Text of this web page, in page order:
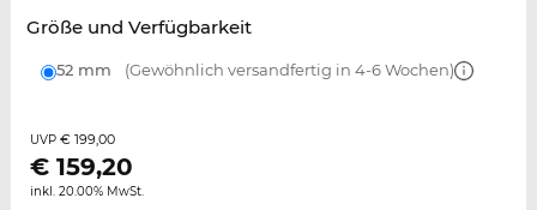
Größe und Verfügbarkeit
52 mm (Gewöhnlich versandfertig in 4-6 Wochen)
UVP € 199,00
€ 159,20
inkl. 20.00% MwSt.